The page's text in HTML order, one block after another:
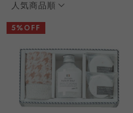
人気商品順
5%OFF